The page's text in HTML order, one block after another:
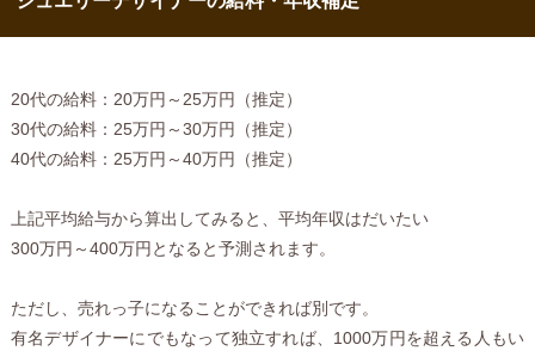
20代の給料：20万円～25万円（推定）
30代の給料：25万円～30万円（推定）
40代の給料：25万円～40万円（推定）
上記平均給与から算出してみると、平均年収はだいたい
300万円～400万円となると予測されます。
ただし、売れっ子になることができれば別です。
有名デザイナーにでもなって独立すれば、1000万円を超える人もい